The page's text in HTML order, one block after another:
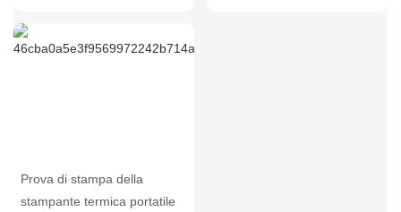
Prova di stampa della
stampante termica portatile